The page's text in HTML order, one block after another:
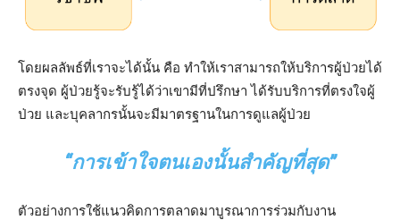
โดยผลลัพธ์ที่เราจะได้นั้น คือ ทำให้เราสามารถให้บริการผู้ป่วยได้
ตรงจุด ผู้ป่วยรู้จะรับรู้ได้ว่าเขามีที่ปรึกษา ได้รับบริการที่ตรงใจผู้
ป่วย และบุคลากรนั้นจะมีมาตรฐานในการดูแลผู้ป่วย
“การเข้าใจตนเองนั้นสำคัญที่สุด”
ตัวอย่างการใช้แนวคิดการตลาดมาบูรณาการร่วมกับงาน